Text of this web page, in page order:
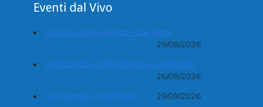
Eventi dal Vivo
Corso di sopravvivenza – due giorni
29/08/2026
AUTODIFESA STRATEGICA – GRATUITO
26/09/2026
Comunicare con efficacia
29/09/2026